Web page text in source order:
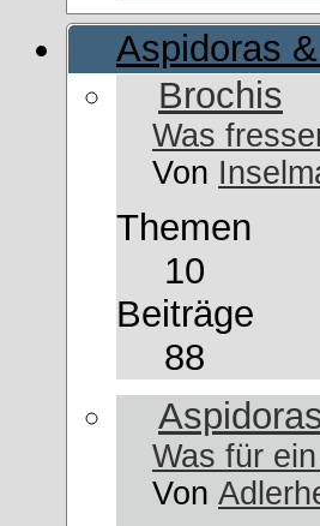
Aspidoras
Brochis
Was
Von
Themen
10
Beiträge
88
Was für
Von